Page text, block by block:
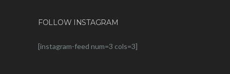
FOLLOW INSTAGRAM
[instagram-feed num=3 cols=3]